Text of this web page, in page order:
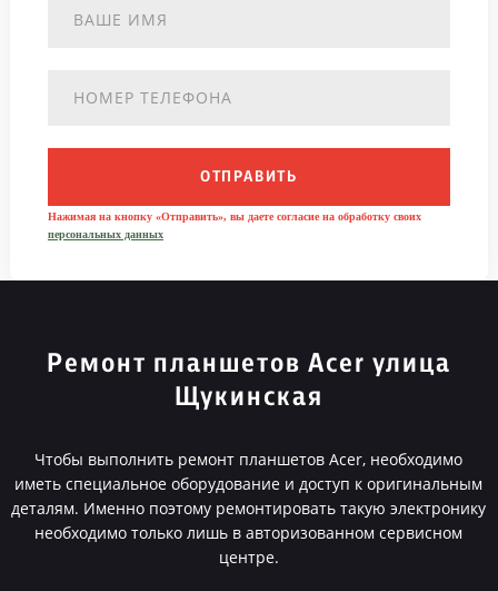
ОТПРАВИТЬ
Нажимая на кнопку «Отправить», вы даете согласие на обработку своих
персональных данных
Ремонт планшетов Acer улица
Щукинская
Чтобы выполнить ремонт планшетов Acer, необходимо
иметь специальное оборудование и доступ к оригинальным
деталям. Именно поэтому ремонтировать такую электронику
необходимо только лишь в авторизованном сервисном
центре.